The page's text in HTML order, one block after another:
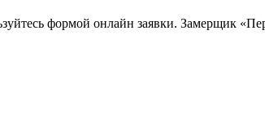
формой онлайн заявки. Замерщик